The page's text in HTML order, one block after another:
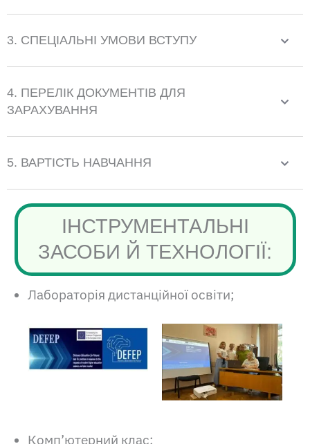
н
3. СПЕЦІАЛЬНІ УМОВИ ВСТУПУ
4. ПЕРЕЛІК ДОКУМЕНТІВ ДЛЯ
ЗАРАХУВАННЯ
5. ВАРТІСТЬ НАВЧАННЯ
ІНСТРУМЕНТАЛЬНІ
ЗАСОБИ Й ТЕХНОЛОГІЇ:
Лабораторія дистанційної освіти;
Комп’ютерний клас;